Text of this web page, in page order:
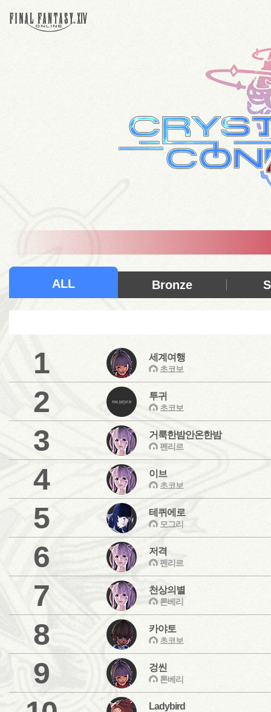
ALL Bronze
1 세계여행
초코보
2 투귀
초코보
3 거룩한밤안온한밤
펜리르
4 이브
초코보
5 테퀴에로
모그리
6 저격
펜리르
7 천상의별
톤베리
8 카야토
초코보
9 겅씬
톤베리
Ladybird